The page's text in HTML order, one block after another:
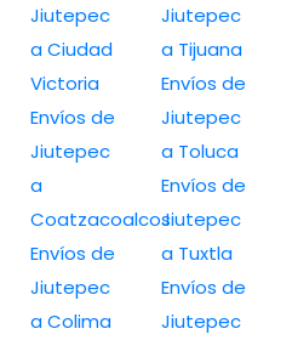
Jiutepec
a Ciudad
Victoria
Envíos de
Jiutepec
a
Coatzacoalcos
Envíos de
Jiutepec
a Colima
Jiutepec
a Tijuana
Envíos de
Jiutepec
a Toluca
Envíos de
Jiutepec
a Tuxtla
Envíos de
Jiutepec